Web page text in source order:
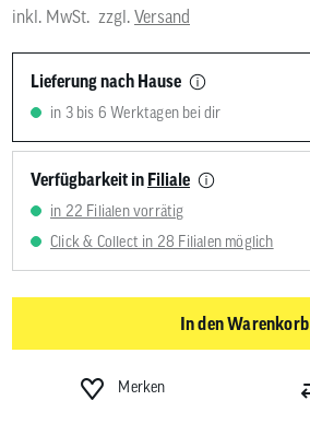
inkl. MwSt. zzgl. Versand
Lieferung nach Hause
in 3 bis 6 Werktagen bei dir
Verfügbarkeit in Filiale
in 22 Filialen vorrätig
Click & Collect in 28 Filialen möglich
In den Warenkorb
Merken